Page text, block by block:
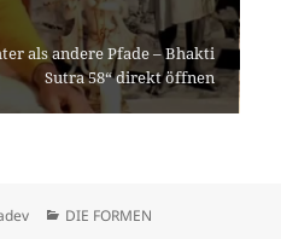
als andere Pfade – Bhakti
Sutra 58“ direkt öffnen
Kategorien
DIE FORMEN